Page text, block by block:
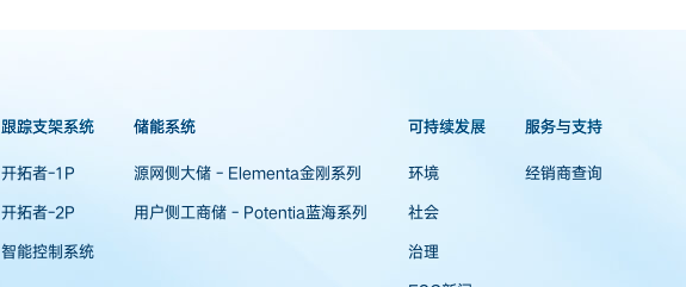
跟踪支架系统
开拓者-1P
开拓者-2P
智能控制系统
储能系统
源网侧大储 - Elementa金刚系列
用户侧工商储 - Potentia蓝海系列
可持续发展
环境
社会
治理
服务与支持
经销商查询